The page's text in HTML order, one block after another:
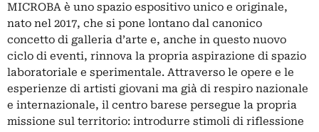
MICROBA è uno spazio espositivo unico e originale,
nato nel 2017, che si pone lontano dal canonico
concetto di galleria d’arte e, anche in questo nuovo
ciclo di eventi, rinnova la propria aspirazione di spazio
laboratoriale e sperimentale. Attraverso le opere e le
esperienze di artisti giovani ma già di respiro nazionale
e internazionale, il centro barese persegue la propria
missione sul territorio: introdurre stimoli di riflessione